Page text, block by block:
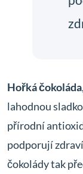
Hořká čokoláda
lahodnou
přírodní
podporují
čokolády tak